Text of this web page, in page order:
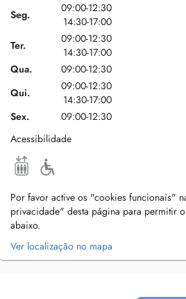
Seg.
09:00-12:30
14:30-17:00
Ter.
09:00-12:30
14:30-17:00
Qua.
09:00-12:30
Qui.
09:00-12:30
14:30-17:00
Sex.
09:00-12:30
Acessibilidade
Por favor active os "cookies funcionais"
privacidade" desta página para permitir
abaixo.
Ver localização no mapa